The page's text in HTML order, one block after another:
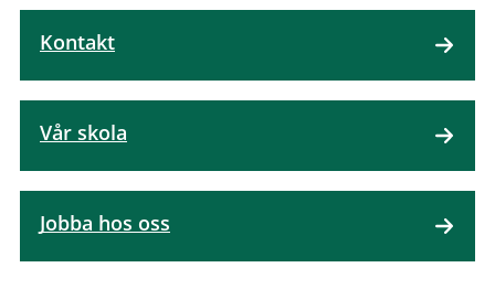
Kontakt
Vår skola
Jobba hos oss